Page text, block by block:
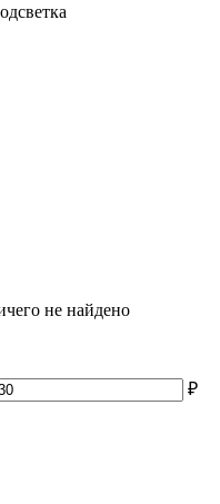
не найдено
₽